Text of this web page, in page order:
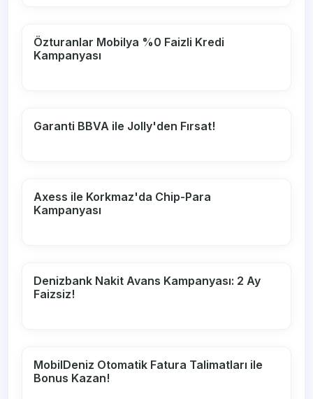
Özturanlar Mobilya %0 Faizli Kredi
Kampanyası
Garanti BBVA ile Jolly'den Fırsat!
Axess ile Korkmaz'da Chip-Para
Kampanyası
Denizbank Nakit Avans Kampanyası: 2 Ay
Faizsiz!
MobilDeniz Otomatik Fatura Talimatları ile
Bonus Kazan!